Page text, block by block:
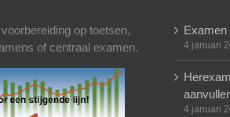
op toetsen,
of centraal examen.
Examen
4 januari
4 januari